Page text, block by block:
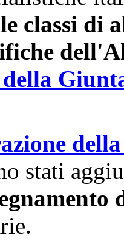
classi di
stati